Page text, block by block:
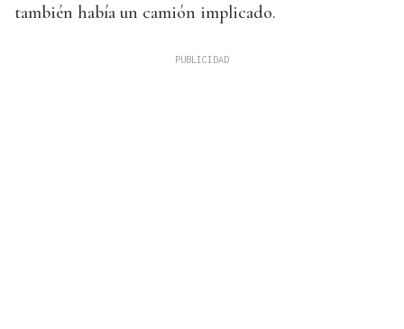
también había un camión implicado.